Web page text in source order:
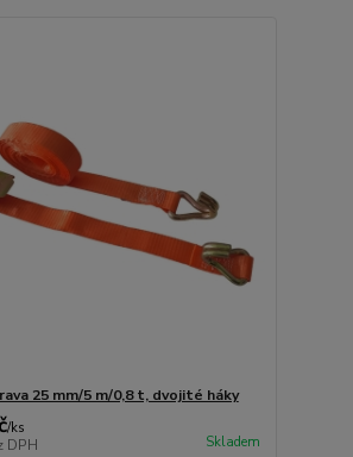
25 mm/5 m/0,8 t, dvojité háky
/ks
DPH Skladem